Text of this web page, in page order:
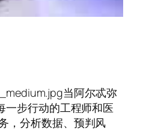
当阿尔忒弥
步行动的工程师和医
，分析数据、预判风